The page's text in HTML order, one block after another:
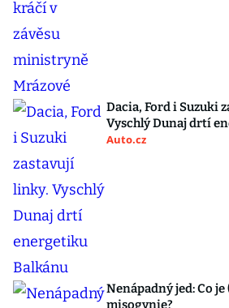
Dacia, Ford i Suzuki
Vyschlý Dunaj drtí
Auto.cz
Nenápadný jed: Co je
misogynie?